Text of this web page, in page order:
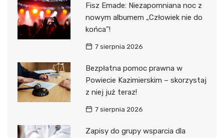
Fisz Emade: Niezapomniana noc z
nowym albumem „Człowiek nie do
końca”!
7 sierpnia 2026
Bezpłatna pomoc prawna w
Powiecie Kazimierskim – skorzystaj
z niej już teraz!
7 sierpnia 2026
Zapisy do grupy wsparcia dla